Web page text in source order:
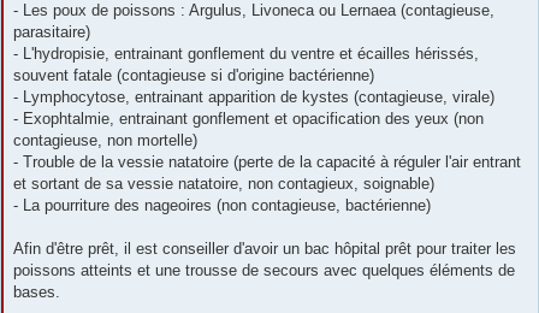
- Les poux de poissons : Argulus, Livoneca ou Lernaea (contagieuse,
parasitaire)
- L'hydropisie, entrainant gonflement du ventre et écailles hérissés,
souvent fatale (contagieuse si d'origine bactérienne)
- Lymphocytose, entrainant apparition de kystes (contagieuse, virale)
- Exophtalmie, entrainant gonflement et opacification des yeux (non
contagieuse, non mortelle)
- Trouble de la vessie natatoire (perte de la capacité à réguler l'air entrant
et sortant de sa vessie natatoire, non contagieux, soignable)
- La pourriture des nageoires (non contagieuse, bactérienne)
Afin d'être prêt, il est conseiller d'avoir un bac hôpital prêt pour traiter les
poissons atteints et une trousse de secours avec quelques éléments de
bases.